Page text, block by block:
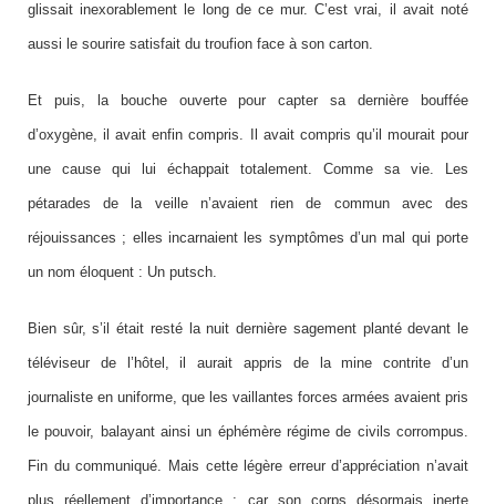
glissait inexorablement le long de ce mur. C’est vrai, il avait noté
aussi le sourire satisfait du troufion face à son carton.
Et puis, la bouche ouverte pour capter sa dernière bouffée
d’oxygène, il avait enfin compris. Il avait compris qu’il mourait pour
une cause qui lui échappait totalement. Comme sa vie. Les
pétarades de la veille n’avaient rien de commun avec des
réjouissances ; elles incarnaient les symptômes d’un mal qui porte
un nom éloquent : Un putsch.
Bien sûr, s’il était resté la nuit dernière sagement planté devant le
téléviseur de l’hôtel, il aurait appris de la mine contrite d’un
journaliste en uniforme, que les vaillantes forces armées avaient pris
le pouvoir, balayant ainsi un éphémère régime de civils corrompus.
Fin du communiqué. Mais cette légère erreur d’appréciation n’avait
plus réellement d’importance ; car son corps désormais inerte